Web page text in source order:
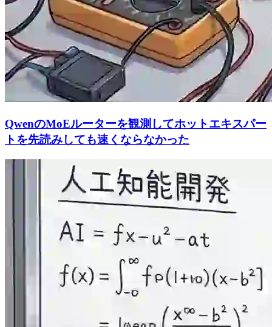
QwenのMoEルーターを観測してホットエキスパー
トを先読みしても速くならなかった